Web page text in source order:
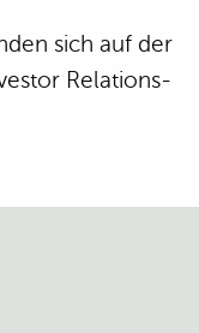
sich auf der
Relations-